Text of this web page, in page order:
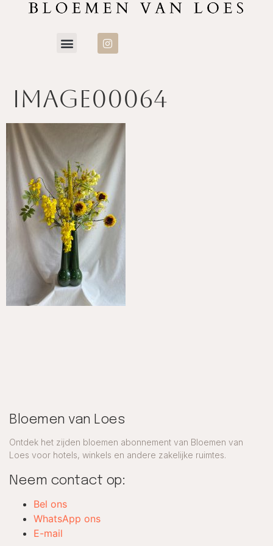
image00064
Bloemen van Loes
Ontdek het zijden bloemen abonnement van Bloemen van
Loes voor hotels, winkels en andere zakelijke ruimtes.
Neem contact op:
Bel ons
WhatsApp ons
E-mail